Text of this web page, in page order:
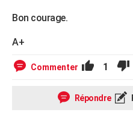
Bon courage.
A+
Commenter 1
Répondre